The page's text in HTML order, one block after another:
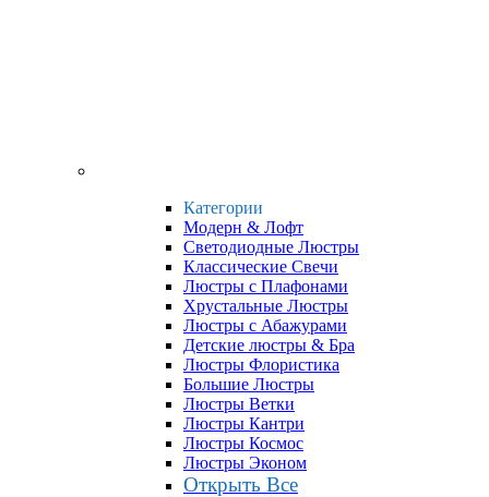
Категории
Модерн & Лофт
Светодиодные Люстры
Классические Свечи
Люстры с Плафонами
Хрустальные Люстры
Люстры с Абажурами
Детские люстры & Бра
Люстры Флористика
Большие Люстры
Люстры Ветки
Люстры Кантри
Люстры Космос
Люстры Эконом
Открыть Все